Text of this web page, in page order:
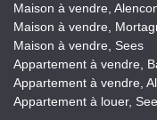
Maison à vendre,
Maison à vendre,
Maison à vendre, Sees
Appartement à vendre,
Appartement à vendre,
Appartement à louer,